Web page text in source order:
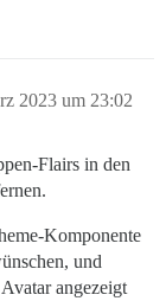
2023 um 23:02
Flairs in den
Komponente
und
angezeigt